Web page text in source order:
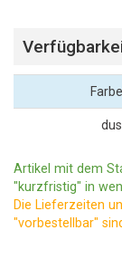
Artikel mit dem
"kurzfristig" in
Die Lieferzeiten
"vorbestellbar"